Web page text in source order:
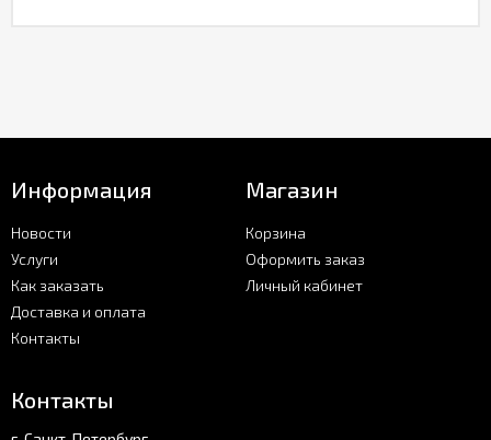
Информация
Новости
Услуги
Как заказать
Доставка и оплата
Контакты
Магазин
Корзина
Оформить заказ
Личный кабинет
Контакты